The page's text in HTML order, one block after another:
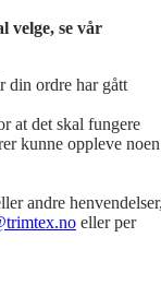
velge, se vår
din ordre har gått
at det skal fungere
kunne oppleve noen
andre
eller per